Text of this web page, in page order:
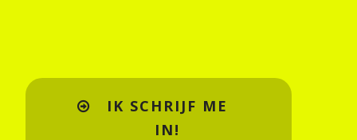
IK SCHRIJF ME
IN!